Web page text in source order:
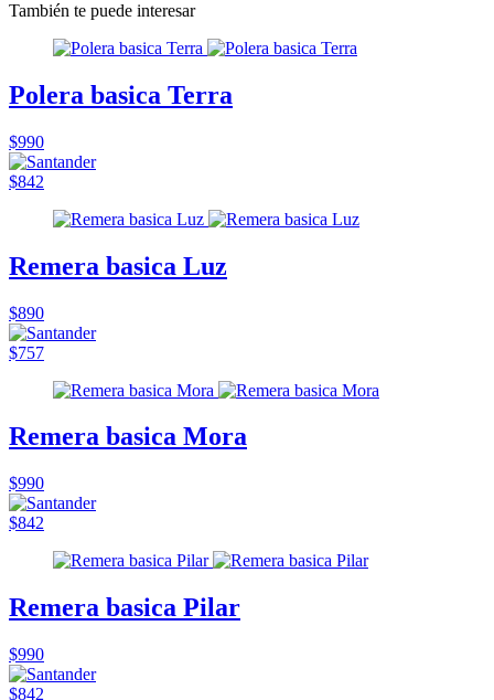
También te puede interesar
Polera basica Terra
$990
$842
Remera basica Luz
$890
$757
Remera basica Mora
$990
$842
Remera basica Pilar
$990
$842